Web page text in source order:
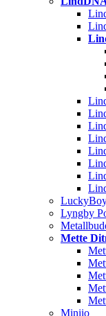
Lyngby
Mette
Miniio